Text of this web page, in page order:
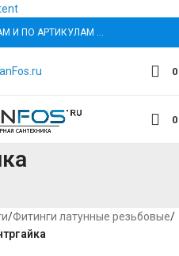
И ПО АРТИКУЛАМ …
0
0
/Фитинги латунные резьбовые/